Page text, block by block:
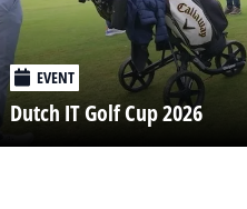
EVENT
Dutch IT Golf Cup 2026